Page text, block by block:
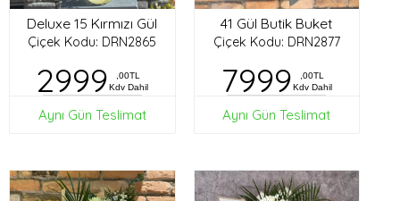
Deluxe 15 Kırmızı Gül
Çiçek Kodu: DRN2865
2999
,00TL
Kdv Dahil
Aynı Gün Teslimat
41 Gül Butik Buket
Çiçek Kodu: DRN2877
7999
,00TL
Kdv Dahil
Aynı Gün Teslimat